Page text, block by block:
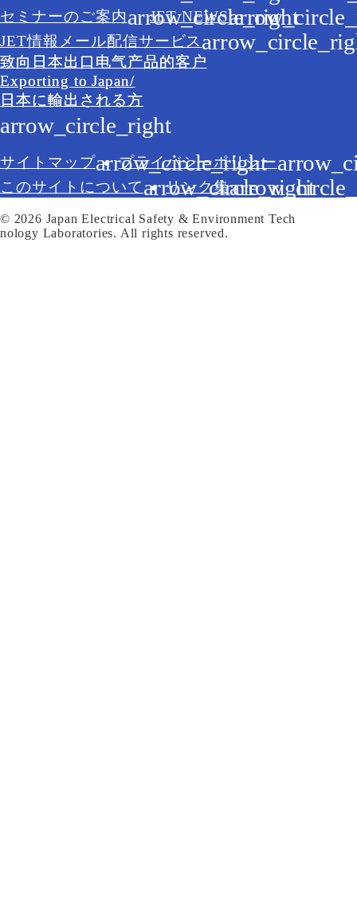
セミナーのご案内
JET NEWS
JET情報メール配信サービス
致向日本出口电气产品的客户
Exporting to Japan/
日本に輸出される方
サイトマップ
プライバシーポリシー
このサイトについて
リンク集
© 2026 Japan Electrical Safety & Environment Tech
nology Laboratories. All rights reserved.